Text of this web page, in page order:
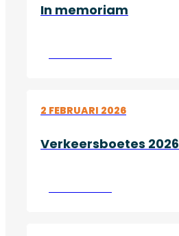
In memoriam
2 FEBRUARI 2026
Verkeersboetes 2026